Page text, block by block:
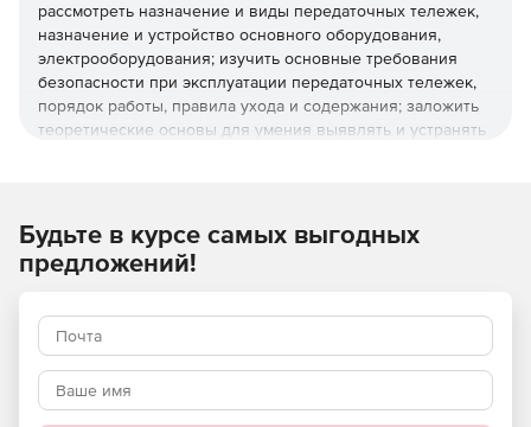
рассмотреть назначение и виды передаточных тележек,
назначение и устройство основного оборудования,
электрооборудования; изучить основные требования
безопасности при эксплуатации передаточных тележек,
порядок работы, правила ухода и содержания; заложить
теоретические основы для умения выявлять и устранять
Основные темы, рассмотренные в курсе:
Назначение и устройство передаточных тележек.
Электрооборудование передаточной тележки.
Управление тележками. Основные неисправности.
Будьте в курсе самых выгодных
предложений!